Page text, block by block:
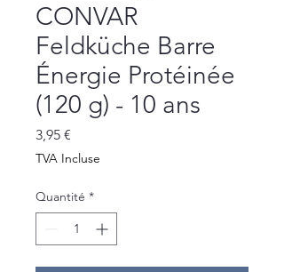
CONVAR
Feldküche Barre
Énergie Protéinée
(120 g) - 10 ans
3,95 €
TVA Incluse
Quantité *